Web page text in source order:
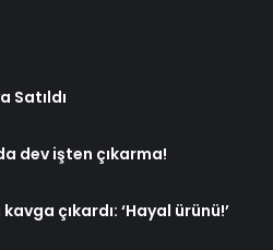
Satıldı
dev işten çıkarma!
çıkardı: ‘Hayal ürünü!’